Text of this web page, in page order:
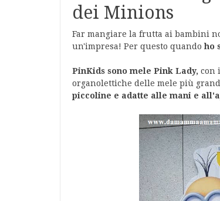
dei Minions
Far mangiare la frutta ai bambini
un'impresa! Per questo quandoho
PinKids sono mele Pink Lady, con
organolettiche delle mele più
piccoline e adatte alle mani e